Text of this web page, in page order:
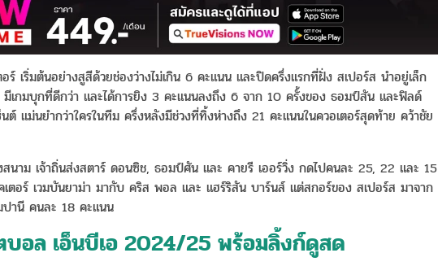
อร์ เริ่มต้นอย่างสูสีด้วยช่องว่างไม่เกิน 6 คะแนน และปิดครึ่งแรกที่ฝั่ง สเปอร์ส นำอยู่เล็ก
เกมบุกที่ดีกว่า และได้การยิง 3 คะแนนลงถึง 6 จาก 10 ครั้งของ ธอมป์สัน และฟิลด์
ต์ แม่นยำกว่าใครในทีม ครึ่งหลังมีช่วงที่ทิ้งห่างถึง 21 คะแนนในควอเตอร์สุดท้าย คว้าชัย
นาม เจ้าถิ่นส่งสตาร์ ดอนซิช, ธอมป์ศัน และ คายรี เออร์วิ่ง กดไปคนละ 25, 22 และ 15
ตอร์ เวมบันยาม่า มากับ คริส พอล และ แฮร์ริสัน บาร์นส์ แต่สกอร์ของ สเปอร์ส มาจาก
ปานี คนละ 18 คะแนน
บอล เอ็นบีเอ 2024/25 พร้อมลิ้งก์ดูสด